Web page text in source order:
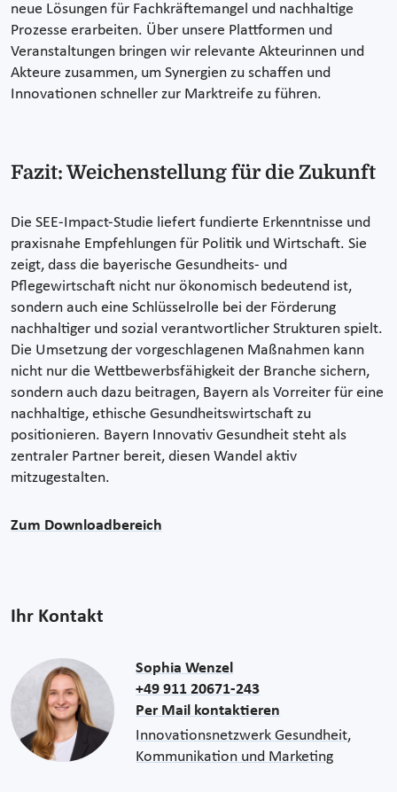
neue Lösungen für Fachkräftemangel und nachhaltige
Prozesse erarbeiten. Über unsere Plattformen und
Veranstaltungen bringen wir relevante Akteurinnen und
Akteure zusammen, um Synergien zu schaffen und
Innovationen schneller zur Marktreife zu führen.
Fazit: Weichenstellung für die Zukunft
Die SEE-Impact-Studie liefert fundierte Erkenntnisse und
praxisnahe Empfehlungen für Politik und Wirtschaft. Sie
zeigt, dass die bayerische Gesundheits- und
Pflegewirtschaft nicht nur ökonomisch bedeutend ist,
sondern auch eine Schlüsselrolle bei der Förderung
nachhaltiger und sozial verantwortlicher Strukturen spielt.
Die Umsetzung der vorgeschlagenen Maßnahmen kann
nicht nur die Wettbewerbsfähigkeit der Branche sichern,
sondern auch dazu beitragen, Bayern als Vorreiter für eine
nachhaltige, ethische Gesundheitswirtschaft zu
positionieren. Bayern Innovativ Gesundheit steht als
zentraler Partner bereit, diesen Wandel aktiv
mitzugestalten.
Zum Downloadbereich
Ihr Kontakt
Sophia Wenzel
+49 911 20671-243
Per Mail kontaktieren
Innovationsnetzwerk Gesundheit,
Kommunikation und Marketing